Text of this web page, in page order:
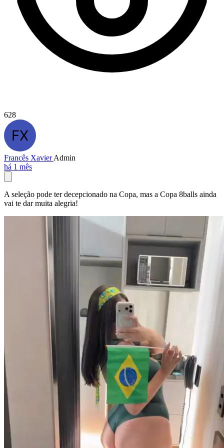
628
Francês XavierAdmin
há 1 mês
A seleção pode ter decepcionado na Copa, mas a Copa 8balls ainda
vai te dar muita alegria!